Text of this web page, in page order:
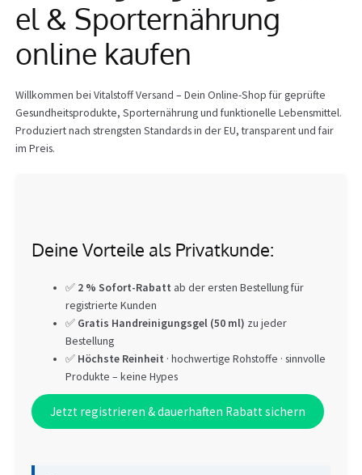
Info
el & Sporternährung
online kaufen
Willkommen bei Vitalstoff Versand – Dein Online-Shop für geprüfte
Gesundheitsprodukte, Sporternährung und funktionelle Lebensmittel.
Produziert nach strengsten Standards in der EU, transparent und fair
im Preis.
Deine Vorteile als Privatkunde:
✅ 2 % Sofort-Rabatt ab der ersten Bestellung für
registrierte Kunden
✅ Gratis Handreinigungsgel (50 ml) zu jeder
Bestellung
✅ Höchste Reinheit · hochwertige Rohstoffe · sinnvolle
Produkte – keine Hypes
Jetzt registrieren & dauerhaften Rabatt sichern